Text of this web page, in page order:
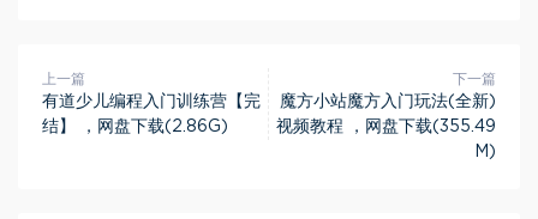
上一篇
有道少儿编程入门训练营【完
结】 ，网盘下载(2.86G)
下一篇
魔方小站魔方入门玩法(全新)
视频教程 ，网盘下载(355.49
M)